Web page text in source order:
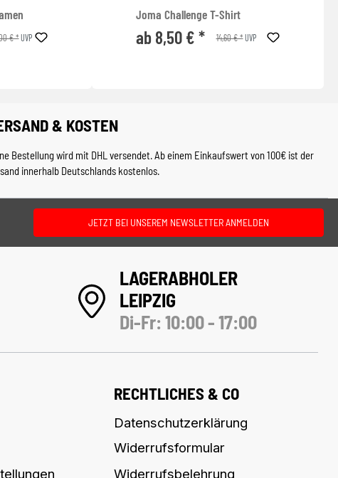
€ *UVP
Joma Challenge T-Shirt
ab 8,50 € * 14,60 € *UVP
& KOSTEN
Bestellung wird mit DHL versendet. Ab einem Einkaufswert von 100€ ist der
innerhalb Deutschlands kostenlos.
JETZT BEI UNSEREM NEWSLETTER ANMELDEN
LAGERABHOLER
LEIPZIG
Di-Fr: 10:00 - 17:00
RECHTLICHES & CO
Datenschutzerklärung
Widerrufsformular
Widerrufsbelehrung